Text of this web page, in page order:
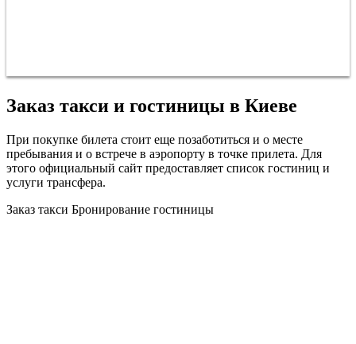
Заказ такси и гостиницы в Киеве
При покупке билета стоит еще позаботиться и о месте
пребывания и о встрече в аэропорту в точке прилета. Для
этого официальный сайт предоставляет список гостиниц и
услуги трансфера.
Заказ такси Бронирование гостиницы